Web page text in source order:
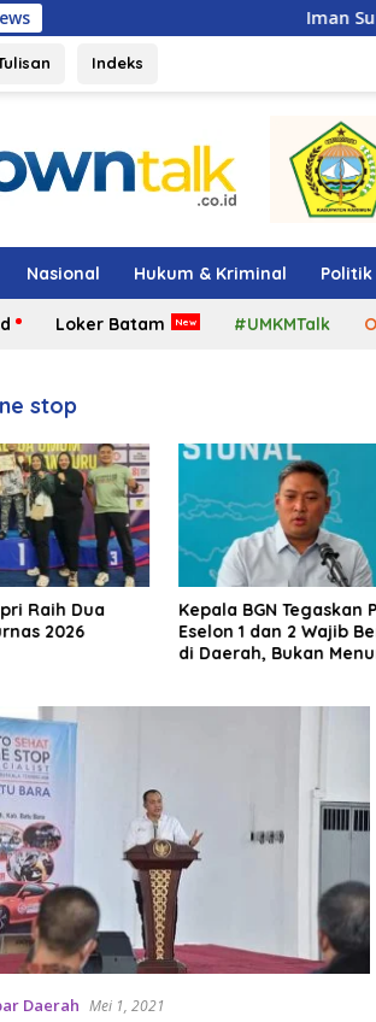
Iman Sutiawan Serap
Indeks
Nasional Hukum & Kriminal Politik
Loker Batam #UMKMTalk
stop
Raih Dua
2026
Kepala BGN Tegaskan
Eselon 1 dan 2 Wajib
di Daerah, Bukan
Daerah Mei 1, 2021